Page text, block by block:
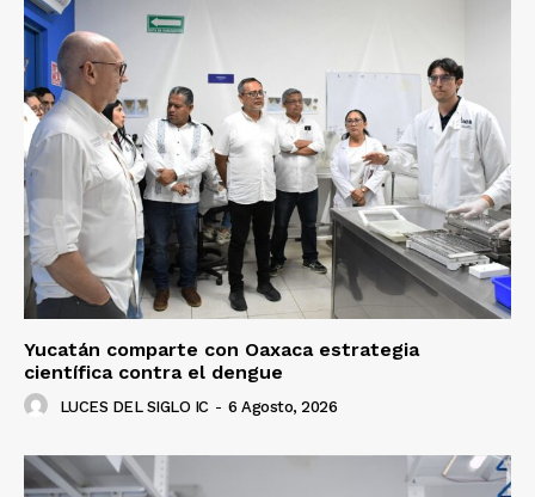
Yucatán comparte con Oaxaca estrategia
científica contra el dengue
LUCES DEL SIGLO IC - 6 Agosto, 2026